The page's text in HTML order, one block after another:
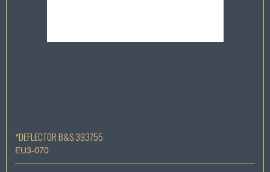
*DEFLECTOR B&S 393755
EU3-070